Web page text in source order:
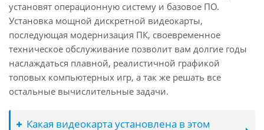
установят операционную систему и базовое ПО.
Установка мощной дискретной видеокарты,
последующая модернизация ПК, своевременное
техническое обслуживание позволит вам долгие годы
наслаждаться плавной, реалистичной графикой
топовых компьютерных игр, а так же решать все
остальные вычислительные задачи.
Какая видеокарта установлена в этом